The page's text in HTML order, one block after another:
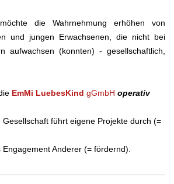
möchte die Wahrnehmung erhöhen von
und jungen Erwachsenen, die nicht bei
aufwachsen (konnten) - gesellschaftlich,
EmMi LuebesKind gGmbH operativ
führt eigene Projekte durch (=
Anderer (= fördernd).